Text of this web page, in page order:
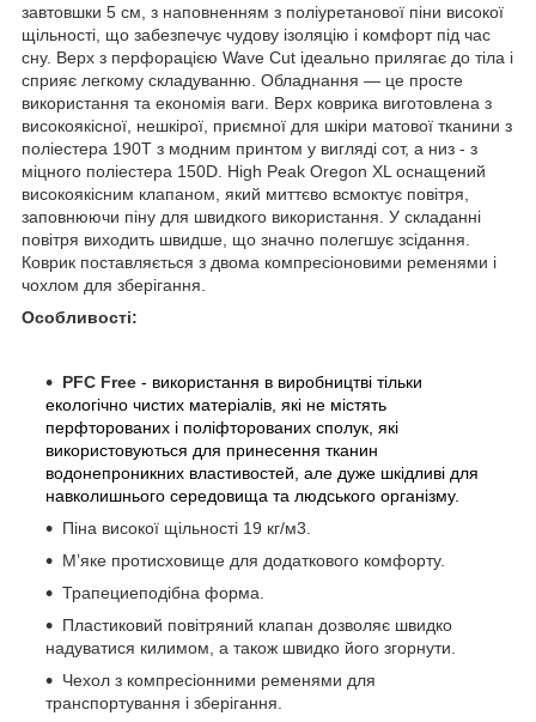
завтовшки 5 см, з наповненням з поліуретанової піни високої
щільності, що забезпечує чудову ізоляцію і комфорт під час
сну. Верх з перфорацією Wave Cut ідеально прилягає до тіла і
сприяє легкому складуванню. Обладнання — це просте
використання та економія ваги. Верх коврика виготовлена з
високоякісної, нешкірої, приємної для шкіри матової тканини з
поліестера 190T з модним принтом у вигляді сот, а низ - з
міцного поліестера 150D. High Peak Oregon XL оснащений
високоякісним клапаном, який миттєво всмоктує повітря,
заповнюючи піну для швидкого використання. У складанні
повітря виходить швидше, що значно полегшує зсідання.
Коврик поставляється з двома компресіоновими ременями і
чохлом для зберігання.
Особливості:
PFC Free - використання в виробництві тільки
екологічно чистих матеріалів, які не містять
перфторованих і поліфторованих сполук, які
використовуються для принесення тканин
водонепроникних властивостей, але дуже шкідливі для
навколишнього середовища та людського організму.
Піна високої щільності 19 кг/м3.
М’яке протисховище для додаткового комфорту.
Трапециеподібна форма.
Пластиковий повітряний клапан дозволяє швидко
надуватися килимом, а також швидко його згорнути.
Чехол з компресіонними ременями для
транспортування і зберігання.